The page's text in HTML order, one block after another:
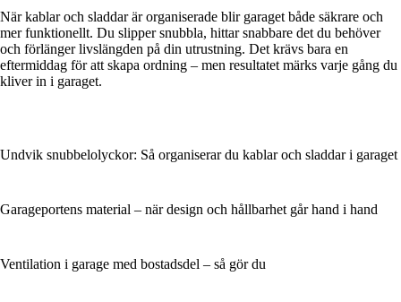
När kablar och sladdar är organiserade blir garaget både säkrare och
mer funktionellt. Du slipper snubbla, hittar snabbare det du behöver
och förlänger livslängden på din utrustning. Det krävs bara en
eftermiddag för att skapa ordning – men resultatet märks varje gång du
kliver in i garaget.
Undvik snubbelolyckor: Så organiserar du kablar och sladdar i garaget
Garageportens material – när design och hållbarhet går hand i hand
Ventilation i garage med bostadsdel – så gör du